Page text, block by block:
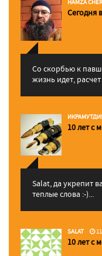
HAMZA
Сегодня
Со скорбью к
жизнь идет,
10 лет с
Salat, да укрепит
теплые слова :-)...
SALAT
10 лет с